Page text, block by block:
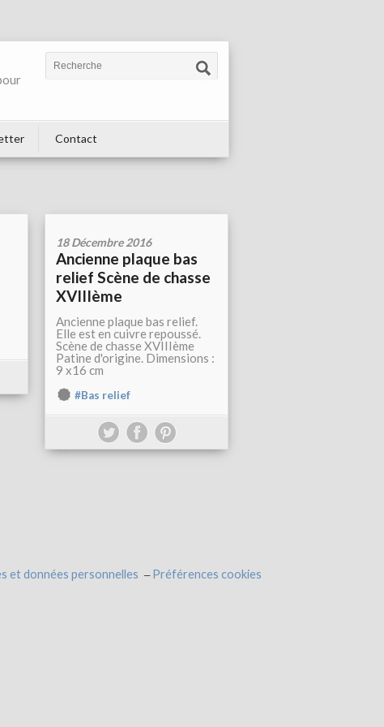
Contact
18 Décembre 2016
Ancienne plaque bas
relief Scène de chasse
XVIIIème
Ancienne plaque bas relief.
Elle est en cuivre repoussé.
Scène de chasse XVIIIème
Patine d'origine. Dimensions :
9 x16 cm
#Bas relief
et données personnelles Préférences cookies